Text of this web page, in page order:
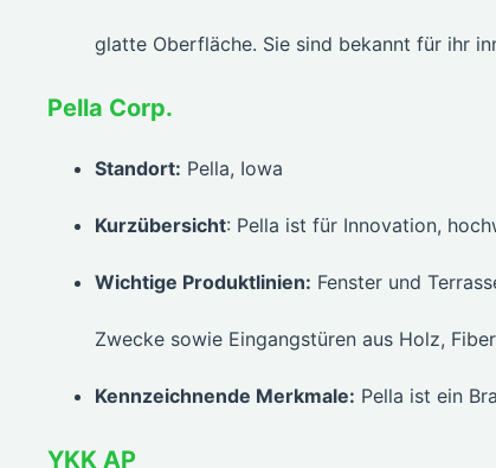
glatte Oberfläche. Sie sind bekannt für ihr
Pella Corp.
Standort: Pella, Iowa
Kurzübersicht: Pella ist für Innovation,
Wichtige Produktlinien: Fenster und
Zwecke sowie Eingangstüren aus Holz,
Kennzeichnende Merkmale: Pella ist ein
YKK AP